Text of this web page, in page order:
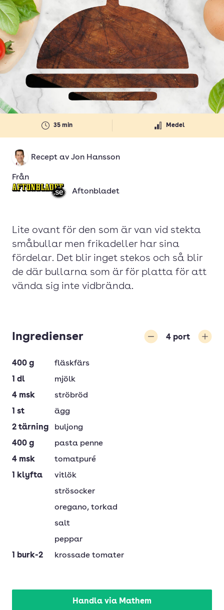
35 min Medel
Recept av Jon Hansson
Från
Aftonbladet
Lite ovant för den som är van vid stekta
småbullar men frikadeller har sina
fördelar. Det blir inget stekos och så blir
de där bullarna som är för platta för att
vända sig inte vidbrända.
Ingredienser 4 port
400 g
fläskfärs
1 dl
mjölk
4 msk
ströbröd
1 st
ägg
2 tärning
buljong
400 g
pasta penne
4 msk
tomatpuré
1
klyfta
vitlök
strösocker
oregano, torkad
salt
peppar
1
burk-2 krossade tomater
Handla via Mathem